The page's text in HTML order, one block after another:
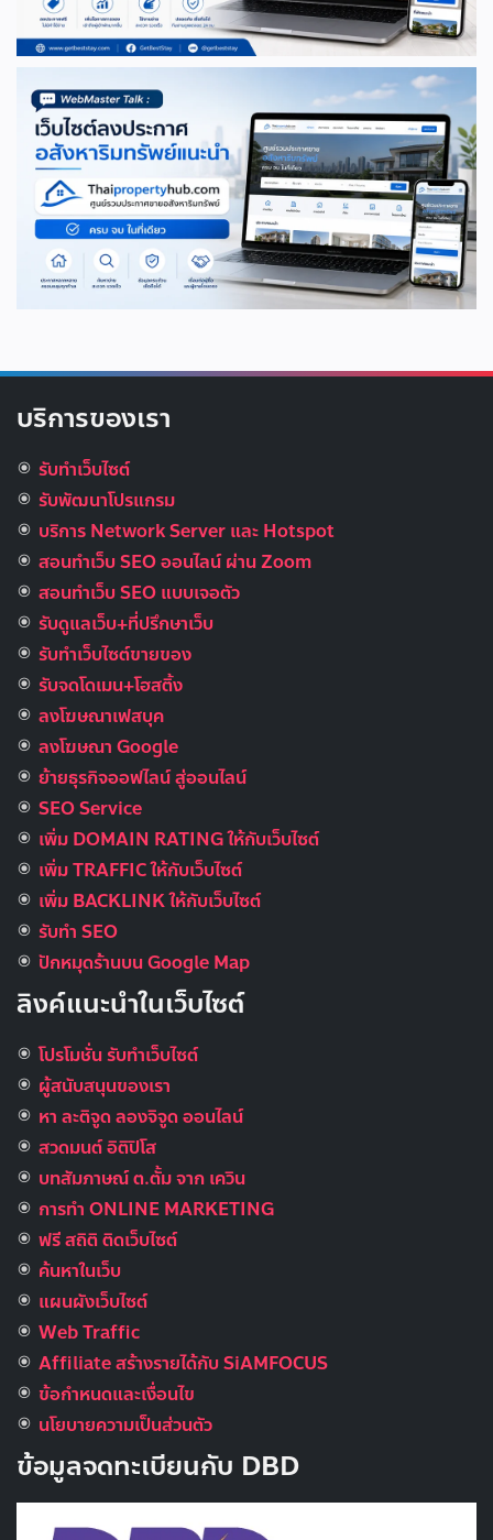
บริการของเรา
รับทำเว็บไซต์
รับพัฒนาโปรแกรม
บริการ Network Server และ Hotspot
สอนทำเว็บ SEO ออนไลน์ ผ่าน Zoom
สอนทำเว็บ SEO แบบเจอตัว
รับดูแลเว็บ+ที่ปรึกษาเว็บ
รับทําเว็บไซต์ขายของ
รับจดโดเมน+โฮสติ้ง
ลงโฆษณาเฟสบุค
ลงโฆษณา Google
ย้ายธุรกิจออฟไลน์ สู่ออนไลน์
SEO Service
เพิ่ม DOMAIN RATING ให้กับเว็บไซต์
เพิ่ม TRAFFIC ให้กับเว็บไซต์
เพิ่ม BACKLINK ให้กับเว็บไซต์
รับทำ SEO
ปักหมุดร้านบน Google Map
ลิงค์แนะนำในเว็บไซต์
โปรโมชั่น รับทำเว็บไซต์
ผู้สนับสนุนของเรา
หา ละติจูด ลองจิจูด ออนไลน์
สวดมนต์ อิติปิโส
บทสัมภาษณ์ ต.ตั้ม จาก เควิน
การทำ ONLINE MARKETING
ฟรี สถิติ ติดเว็บไซต์
ค้นหาในเว็บ
แผนผังเว็บไซต์
Web Traffic
Affiliate สร้างรายได้กับ SiAMFOCUS
ข้อกำหนดและเงื่อนไข
นโยบายความเป็นส่วนตัว
ข้อมูลจดทะเบียนกับ DBD